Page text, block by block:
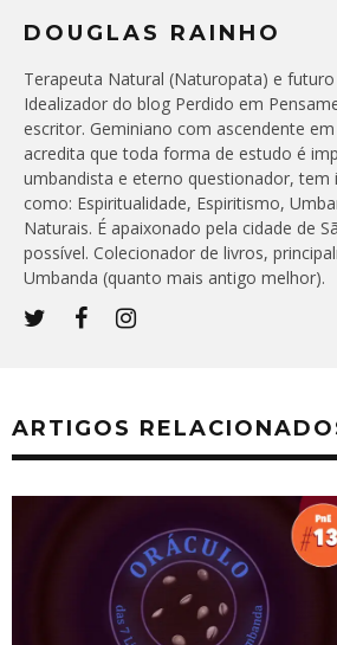
DOUGLAS RAINHO
Terapeuta Natural (Naturopata) e
Idealizador do blog Perdido em
escritor. Geminiano com ascendente
acredita que toda forma de estudo é
umbandista e eterno questionador, tem
como: Espiritualidade, Espiritismo,
Naturais. É apaixonado pela cidade de
possível. Colecionador de livros,
Umbanda (quanto mais antigo melhor).
ARTIGOS